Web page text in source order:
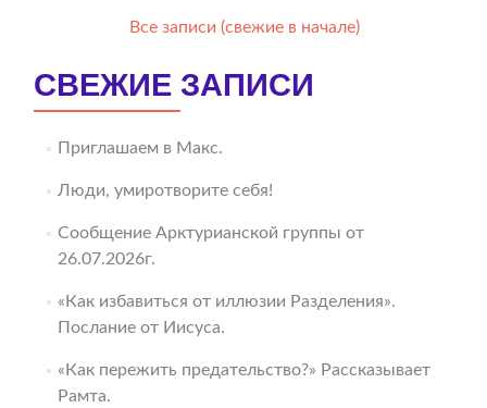
Все записи (свежие в начале)
СВЕЖИЕ ЗАПИСИ
Приглашаем в Макс.
Люди, умиротворите себя!
Сообщение Арктурианской группы от
26.07.2026г.
«Как избавиться от иллюзии Разделения».
Послание от Иисуса.
«Как пережить предательство?» Рассказывает
Рамта.